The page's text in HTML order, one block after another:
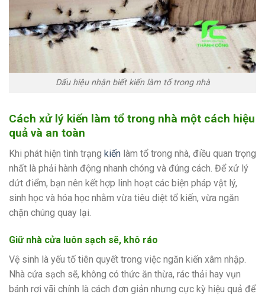
Dấu hiệu nhận biết kiến làm tổ trong nhà
Cách xử lý kiến làm tổ trong nhà một cách hiệu
quả và an toàn
Khi phát hiện tình trạng kiến làm tổ trong nhà, điều quan trọng
nhất là phải hành động nhanh chóng và đúng cách. Để xử lý
dứt điểm, bạn nên kết hợp linh hoạt các biện pháp vật lý,
sinh học và hóa học nhằm vừa tiêu diệt tổ kiến, vừa ngăn
chặn chúng quay lại.
Giữ nhà cửa luôn sạch sẽ, khô ráo
Vệ sinh là yếu tố tiên quyết trong việc ngăn kiến xâm nhập.
Nhà cửa sạch sẽ, không có thức ăn thừa, rác thải hay vụn
bánh rơi vãi chính là cách đơn giản nhưng cực kỳ hiệu quả để